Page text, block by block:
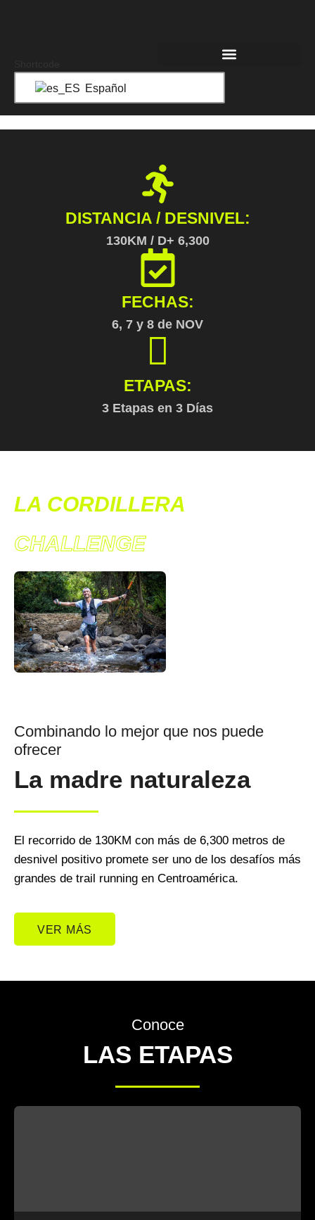
Español
DISTANCIA / DESNIVEL:
130KM / D+ 6,300
FECHAS:
6, 7 y 8 de NOV
ETAPAS:
3 Etapas en 3 Días
LA CORDILLERA
CHALLENGE
Combinando lo mejor que nos puede
ofrecer
La madre naturaleza
El recorrido de 130KM con más de 6,300 metros de
desnivel positivo promete ser uno de los desafíos más
grandes de trail running en Centroamérica.
VER MÁS
Conoce
LAS ETAPAS